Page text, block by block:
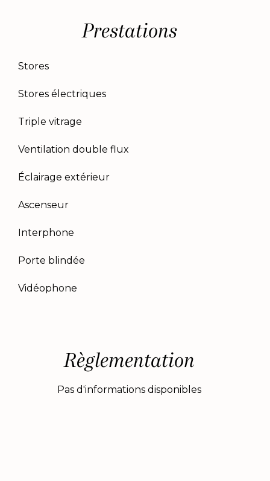
Prestations
Stores
Stores électriques
Triple vitrage
Ventilation double flux
Éclairage extérieur
Ascenseur
Interphone
Porte blindée
Vidéophone
Règlementation
Pas d'informations disponibles